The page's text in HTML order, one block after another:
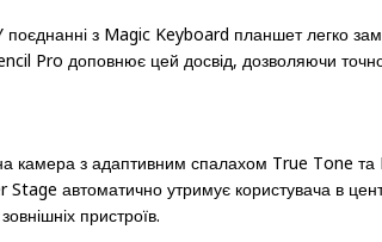
з Magic Keyboard планшет легко
Pro доповнює цей досвід, дозволяючи
камера з адаптивним спалахом True Tone
автоматично утримує користувача в
пристроїв.